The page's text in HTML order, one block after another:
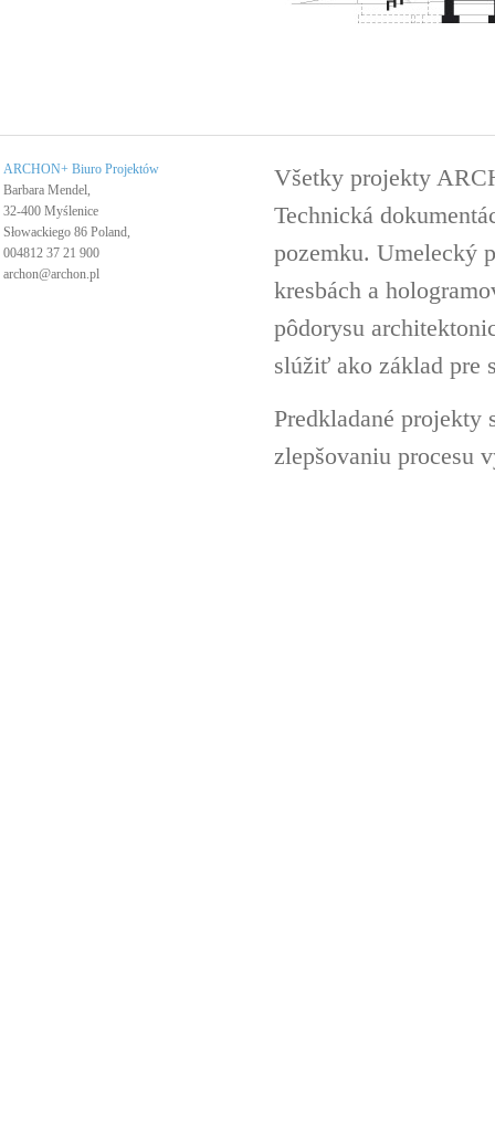
ARCHON+ Biuro Projektów
Barbara Mendel,
32-400 Myślenice
Słowackiego 86 Poland,
004812 37 21 900
archon@archon.pl
Všetky projekty
Technická
pozemku. Umelecký
kresbách a
pôdorysu
slúžiť ako základ pre
Predkladané
zlepšovaniu procesu